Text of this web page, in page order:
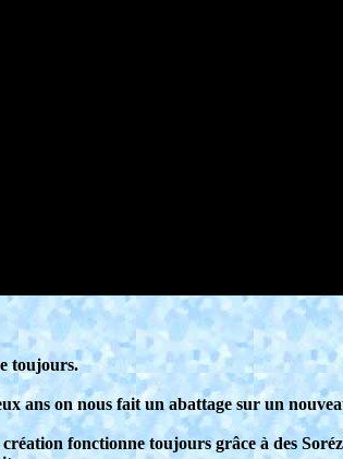
toujours.
ans on nous fait un abattage sur un
fonctionne toujours grâce à des